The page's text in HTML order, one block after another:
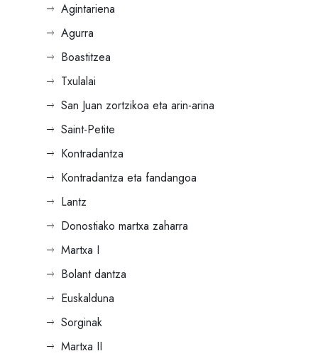
Agintariena
Agurra
Boastitzea
Txulalai
San Juan zortzikoa eta arin-arina
Saint-Petite
Kontradantza
Kontradantza eta fandangoa
Lantz
Donostiako martxa zaharra
Martxa I
Bolant dantza
Euskalduna
Sorginak
Martxa II